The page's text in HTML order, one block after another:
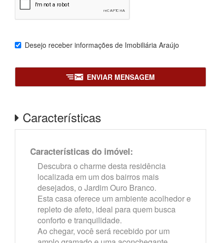
Desejo receber informações de Imobiliária Araújo
ENVIAR MENSAGEM
Características
Características do imóvel:
Descubra o charme desta residência
localizada em um dos bairros mais
desejados, o Jardim Ouro Branco.
Esta casa oferece um ambiente acolhedor e
repleto de afeto, ideal para quem busca
conforto e tranquilidade.
Ao chegar, você será recebido por um